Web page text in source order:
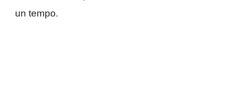
un tempo.